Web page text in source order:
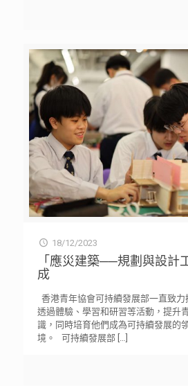
18/12/2023
「應災建築──規劃與設計
成
香港青年協會可持續發展部一直致力
透過體驗、學習和研習等活動，提升
識，同時培育他們成為可持續發展的
境。 可持續發展部[…]